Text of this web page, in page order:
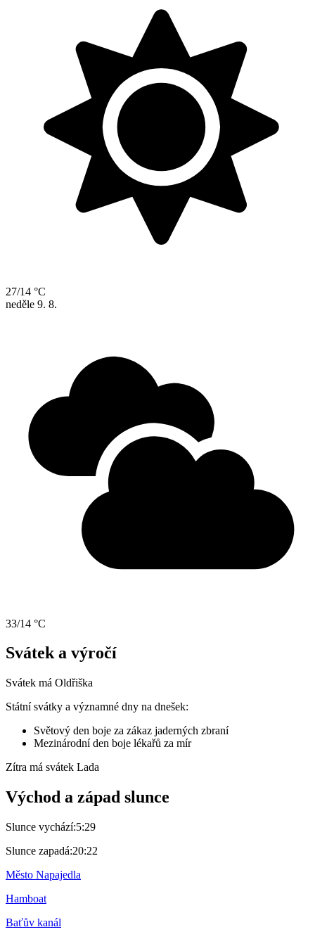
27/14 °C
neděle 9. 8.
33/14 °C
Svátek a výročí
Svátek má Oldřiška
Státní svátky a významné dny na dnešek:
Světový den boje za zákaz jaderných zbraní
Mezinárodní den boje lékařů za mír
Zítra má svátek Lada
Východ a západ slunce
Slunce vychází:5:29
Slunce zapadá:20:22
Město Napajedla
Hamboat
Baťův kanál